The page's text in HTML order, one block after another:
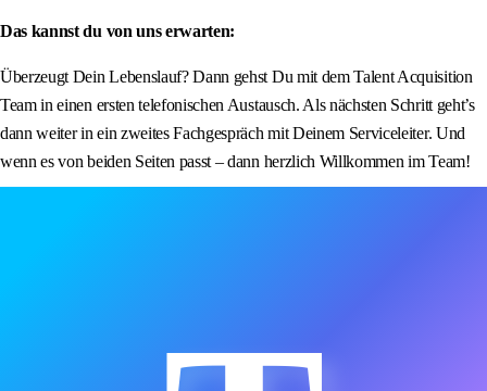
Das kannst du von uns erwarten:
Überzeugt Dein Lebenslauf? Dann gehst Du mit dem Talent Acquisition
Team in einen ersten telefonischen Austausch. Als nächsten Schritt geht’s
dann weiter in ein zweites Fachgespräch mit Deinem Serviceleiter. Und
wenn es von beiden Seiten passt – dann herzlich Willkommen im Team!